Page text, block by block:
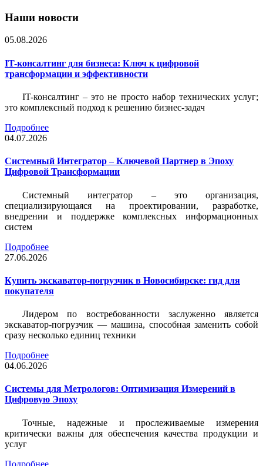
Наши новости
05.08.2026
IT-консалтинг для бизнеса: Ключ к цифровой
трансформации и эффективности
IT-консалтинг – это не просто набор технических услуг;
это комплексный подход к решению бизнес-задач
Подробнее
04.07.2026
Системный Интегратор – Ключевой Партнер в Эпоху
Цифровой Трансформации
Системный интегратор – это организация,
специализирующаяся на проектировании, разработке,
внедрении и поддержке комплексных информационных
систем
Подробнее
27.06.2026
Купить экскаватор-погрузчик в Новосибирске: гид для
покупателя
Лидером по востребованности заслуженно является
экскаватор-погрузчик — машина, способная заменить собой
сразу несколько единиц техники
Подробнее
04.06.2026
Системы для Метрологов: Оптимизация Измерений в
Цифровую Эпоху
Точные, надежные и прослеживаемые измерения
критически важны для обеспечения качества продукции и
услуг
Подробнее